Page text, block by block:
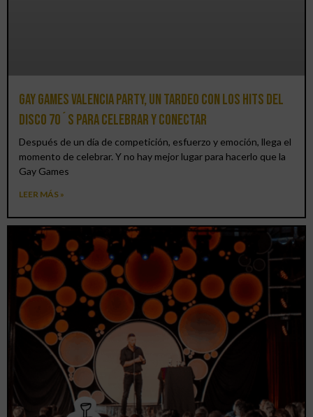
Gay Games Valencia Party, un tardeo con los hits del
DISCO 70´S para celebrar y conectar
Después de un día de competición, esfuerzo y emoción, llega el
momento de celebrar. Y no hay mejor lugar para hacerlo que la
Gay Games
LEER MÁS »